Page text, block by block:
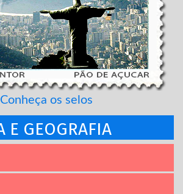
Conheça os selos
E GEOGRAFIA